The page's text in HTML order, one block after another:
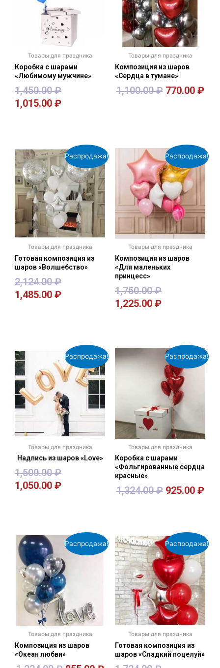
Товары для праздника
Коробка с шарами
«Любимому мужчине»
1,450.00₽
1,015.00 ₽
Товары для праздника
Композиция из шаров
«Сердца в тумане»
1,100.00₽ 770.00 ₽
Распродажа!
Товары для праздника
Готовая композиция из
шаров «Волшебство»
2,124.00₽
1,485.00 ₽
Распродажа!
Товары для праздника
Композиция из шаров
«Для маленьких
принцесс»
1,750.00₽
1,225.00 ₽
Распродажа!
Товары для праздника
Надпись из шаров «Love»
1,500.00₽
1,050.00 ₽
Распродажа!
Товары для праздника
Коробка с шарами
«Фольгированные сердца
красные»
1,324.00₽ 925.00 ₽
Распродажа!
Товары для праздника
Композиция из шаров
«Океан любви»
Распродажа!
Товары для праздника
Готовая композиция из
шаров «Сладкий поцелуй»